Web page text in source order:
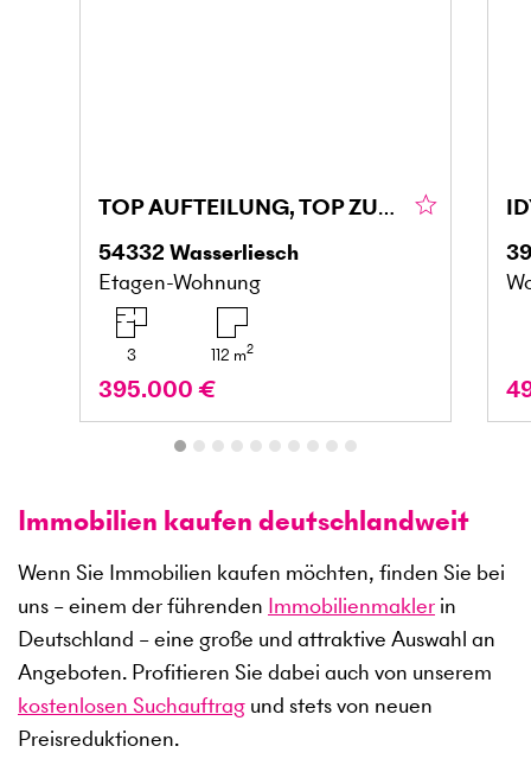
TOP AUFTEILUNG, TOP ZUSTAND, FAMIELIENFREUNDLICH
54332Wasserliesch
Etagen-Wohnung
3 112 m2
395.000 €
Immobilien kaufen deutschlandweit
Wenn Sie Immobilien kaufen möchten, finden Sie bei
uns – einem der führenden Immobilienmakler in
Deutschland – eine große und attraktive Auswahl an
Angeboten. Profitieren Sie dabei auch von unserem
kostenlosen Suchauftrag und stets von neuen
Preisreduktionen.